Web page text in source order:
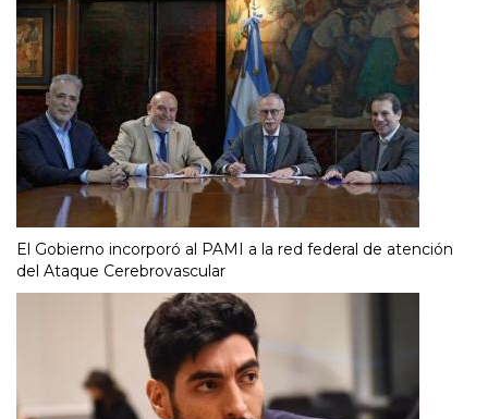
El Gobierno incorporó al PAMI a la red federal de atención
del Ataque Cerebrovascular